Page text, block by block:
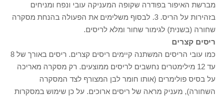
מברשת האיפור בפודרה שקופה המעניקה עובי ונפח ומניחים
בזהירות על הריס. 3. לבסוף משלימים את הפעולה בהנחת מסקרה
שחורה (בשנית) לגימור שחור ומלא לריסים.
ריסים קצרים
כמו עובי הריסים המשתנה קיימים ריסים קצרים. ריסים באורך של 8
עד 12 מילימטרים נחשבים לריסים ממוצעים. רק מסקרה מאריכה
על בסיס פולימרים (אותו חומר לבן המצורף לצד המסקרה
השחורה), מעניק מראה של ריסים ארוכים. על כן שימוש במסקרות